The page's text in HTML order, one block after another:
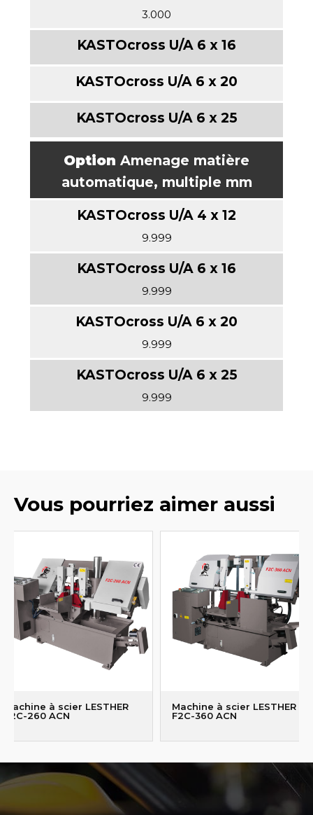
3.000
Option Amenage matière
automatique, multiple mm
9.999
9.999
9.999
9.999
Vous pourriez aimer aussi
Machine à scier LESTHER
F2C-260 ACN
Machine à scier LESTHER
F2C-360 ACN